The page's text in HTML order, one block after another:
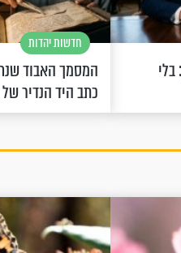
חדשות יהדות
המסמך האבוד
כתב היד הנדיר